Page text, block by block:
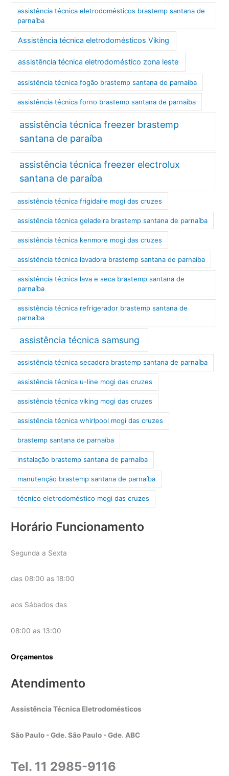
assistência técnica eletrodomésticos brastemp santana de
parnaíba
Assistência técnica eletrodomésticos Viking
assistência técnica eletrodoméstico zona leste
assistência técnica fogão brastemp santana de parnaíba
assistência técnica forno brastemp santana de parnaíba
assistência técnica freezer brastemp
santana de paraíba
assistência técnica freezer electrolux
santana de paraíba
assistência técnica frigidaire mogi das cruzes
assistência técnica geladeira brastemp santana de parnaíba
assistência técnica kenmore mogi das cruzes
assistência técnica lavadora brastemp santana de parnaíba
assistência técnica lava e seca brastemp santana de
parnaíba
assistência técnica refrigerador brastemp santana de
parnaíba
assistência técnica samsung
assistência técnica secadora brastemp santana de parnaíba
assistência técnica u-line mogi das cruzes
assistência técnica viking mogi das cruzes
assistência técnica whirlpool mogi das cruzes
brastemp santana de parnaíba
instalação brastemp santana de parnaíba
manutenção brastemp santana de parnaíba
técnico eletrodoméstico mogi das cruzes
Horário Funcionamento
Segunda a Sexta
das 08:00 as 18:00
aos Sábados das
08:00 as 13:00
Orçamentos
Atendimento
Assistência Técnica Eletrodomésticos
São Paulo - Gde. São Paulo - Gde. ABC
Tel. 11 2985-9116